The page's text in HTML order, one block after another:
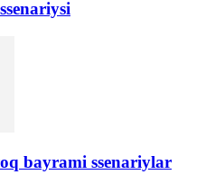
bayrami ssenariylar